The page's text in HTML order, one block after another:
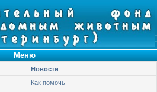
Меню
Новости
Как помочь